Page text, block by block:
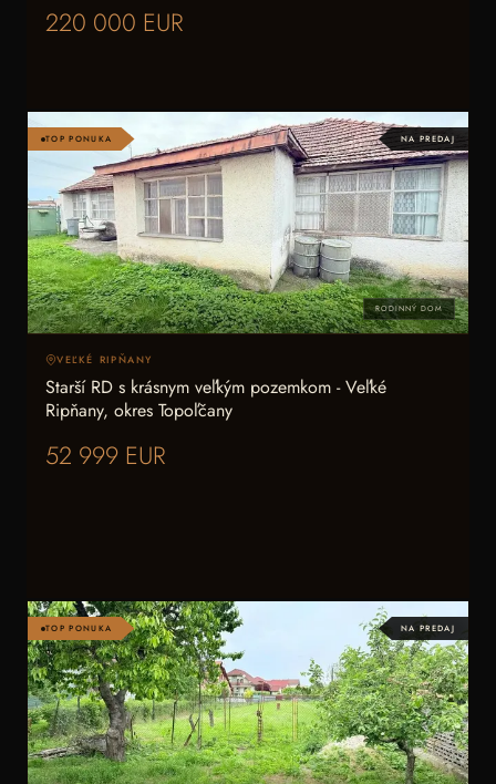
220 000 EUR
TOP PONUKA NA PREDAJ
RODINNÝ DOM
VEĽKÉ RIPŇANY
Starší RD s krásnym veľkým pozemkom - Veľké
Ripňany, okres Topoľčany
52 999 EUR
TOP PONUKA NA PREDAJ